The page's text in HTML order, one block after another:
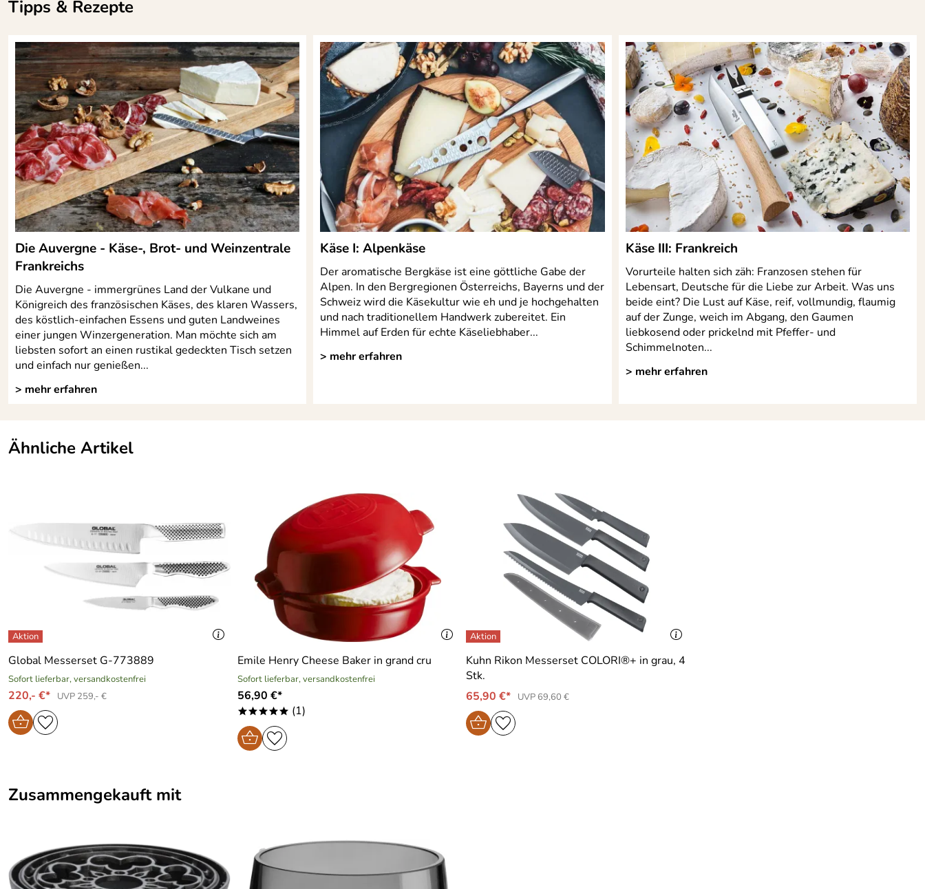
Tipps & Rezepte
Die Auvergne - Käse-, Brot- und Weinzentrale
Frankreichs
Die Auvergne - immergrünes Land der Vulkane und
Königreich des französischen Käses, des klaren Wassers,
des köstlich-einfachen Essens und guten Landweines
einer jungen Winzergeneration. Man möchte sich am
liebsten sofort an einen rustikal gedeckten Tisch setzen
und einfach nur genießen...
> mehr erfahren
Käse I: Alpenkäse
Der aromatische Bergkäse ist eine göttliche Gabe der
Alpen. In den Bergregionen Österreichs, Bayerns und der
Schweiz wird die Käsekultur wie eh und je hochgehalten
und nach traditionellem Handwerk zubereitet. Ein
Himmel auf Erden für echte Käseliebhaber...
> mehr erfahren
Käse III: Frankreich
Vorurteile halten sich zäh: Franzosen stehen für
Lebensart, Deutsche für die Liebe zur Arbeit. Was uns
beide eint? Die Lust auf Käse, reif, vollmundig, flaumig
auf der Zunge, weich im Abgang, den Gaumen
liebkosend oder prickelnd mit Pfeffer- und
Schimmelnoten...
> mehr erfahren
Ähnliche Artikel
Global Messerset G-773889
Sofort lieferbar, versandkostenfrei
220,- €* UVP 259,- €
Emile Henry Cheese Baker in grand cru
Sofort lieferbar, versandkostenfrei
56,90 €*
***** (1)
Kuhn Rikon Messerset COLORI®+ in grau, 4
Stk.
65,90 €*
UVP 69,60 €
Zusammengekauft mit